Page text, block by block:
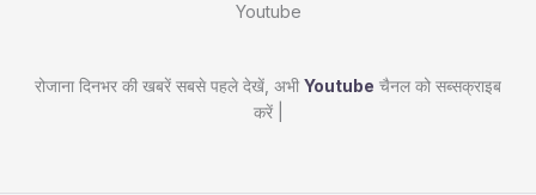
Youtube
रोजाना दिनभर की खबरें सबसे पहले देखें, अभी Youtube चैनल को सब्सक्राइब
करें |